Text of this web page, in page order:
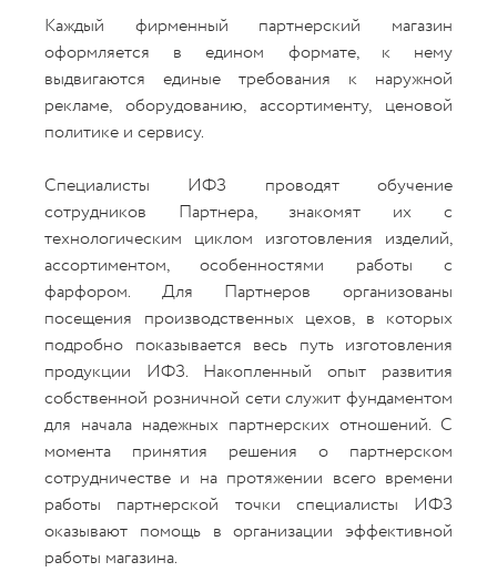
Каждый фирменный партнерский магазин
оформляется в едином формате, к нему
выдвигаются единые требования к наружной
рекламе, оборудованию, ассортименту, ценовой
политике и сервису.
Специалисты ИФЗ проводят обучение
сотрудников Партнера, знакомят их с
технологическим циклом изготовления изделий,
ассортиментом, особенностями работы с
фарфором. Для Партнеров организованы
посещения производственных цехов, в которых
подробно показывается весь путь изготовления
продукции ИФЗ. Накопленный опыт развития
собственной розничной сети служит фундаментом
для начала надежных партнерских отношений. С
момента принятия решения о партнерском
сотрудничестве и на протяжении всего времени
работы партнерской точки специалисты ИФЗ
оказывают помощь в организации эффективной
работы магазина.